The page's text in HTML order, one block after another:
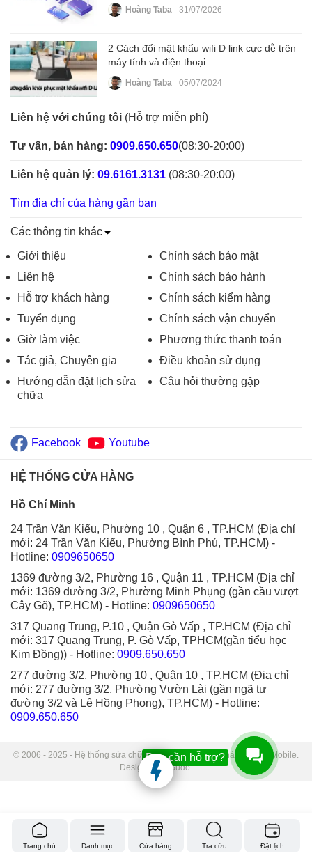
Hoàng Taba 31/07/2026
2 Cách đổi mật khẩu wifi D link cực dễ trên
máy tính và điện thoại
Hoàng Taba 05/07/2024
Liên hệ với chúng tôi (Hỗ trợ miễn phí)
Tư vấn, bán hàng: 0909.650.650(08:30-20:00)
Liên hệ quản lý: 09.6161.3131 (08:30-20:00)
Tìm địa chỉ của hàng gần bạn
Các thông tin khác
Giới thiệu
Liên hệ
Hỗ trợ khách hàng
Tuyển dụng
Giờ làm việc
Tác giả, Chuyên gia
Hướng dẫn đặt lịch sửa
chữa
Chính sách bảo mật
Chính sách bảo hành
Chính sách kiểm hàng
Chính sách vận chuyển
Phương thức thanh toán
Điều khoản sử dụng
Câu hỏi thường gặp
Facebook Youtube
HỆ THỐNG CỬA HÀNG
Hồ Chí Minh
24 Trần Văn Kiểu, Phường 10 , Quận 6 , TP.HCM (Địa chỉ
mới: 24 Trần Văn Kiểu, Phường Bình Phú, TP.HCM) -
Hotline: 0909650650
1369 đường 3/2, Phường 16 , Quận 11 , TP.HCM (Địa chỉ
mới: 1369 đường 3/2, Phường Minh Phụng (gần cầu vượt
Cây Gõ), TP.HCM) - Hotline: 0909650650
317 Quang Trung, P.10 , Quận Gò Vấp , TP.HCM (Địa chỉ
mới: 317 Quang Trung, P. Gò Vấp, TPHCM(gần tiểu học
Kim Đồng)) - Hotline: 0909.650.650
277 đường 3/2, Phường 10 , Quận 10 , TP.HCM (Địa chỉ
mới: 277 đường 3/2, Phường Vườn Lài (gần ngã tư
đường 3/2 và Lê Hồng Phong), TP.HCM) - Hotline:
0909.650.650
© 2006 - 2025 - Hệ thống sửa chữa điện thoại di động Thành Trung Mobile.
Designed by Sudo.
Trang chủ Danh mục Cửa hàng Tra cứu Đặt lịch
Bạn cần hỗ trợ?